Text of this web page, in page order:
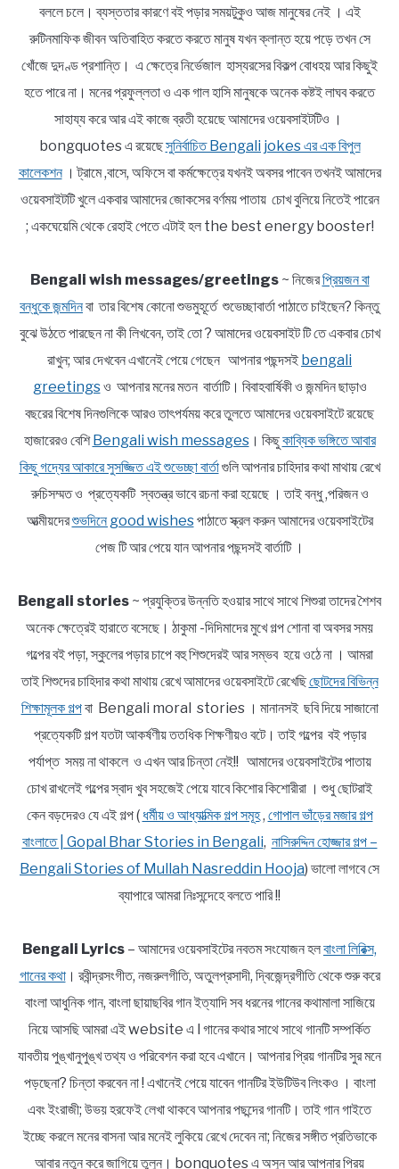
বললে চলে। ব্যস্ততার কারণে বই পড়ার সময়টুকুও আজ মানুষের নেই । এই
রুটিনমাফিক জীবন অতিবাহিত করতে করতে মানুষ যখন ক্লান্ত হয়ে পড়ে তখন সে
খোঁজে দুদণ্ড প্রশান্তি। এ ক্ষেত্রে নির্ভেজাল হাস্যরসের বিকল্প বোধহয় আর কিছুই
হতে পারে না। মনের প্রফুল্লতা ও এক গাল হাসি মানুষকে অনেক কষ্টই লাঘব করতে
সাহায্য করে আর এই কাজে ব্রতী হয়েছে আমাদের ওয়েবসাইটটিও ।
bongquotes এ রয়েছেসুনির্বাচিত Bengali jokes এর এক বিপুল
কালেকশন। ট্রামে ,বাসে, অফিসে বা কর্মক্ষেত্রে যখনই অবসর পাবেন তখনই আমাদের
ওয়েবসাইটটি খুলে একবার আমাদের জোকসের বর্ণময় পাতায় চোখ বুলিয়ে নিতেই পারেন
; একঘেয়েমি থেকে রেহাই পেতে এটাই হল the best energy booster!
Bengali wish messages/greetings~ নিজেরপ্রিয়জন বা
বন্ধুকে জন্মদিনবা তার বিশেষ কোনো শুভমুহূর্তে শুভেচ্ছাবার্তা পাঠাতে চাইছেন? কিন্তু
বুঝে উঠতে পারছেন না কী লিখবেন, তাই তো ? আমাদের ওয়েবসাইট টি তে একবার চোখ
রাখুন; আর দেখবেন এখানেই পেয়ে গেছেন আপনার পছন্দসই bengali
greetingsও আপনার মনের মতন বার্তাটি। বিবাহবার্ষিকী ও জন্মদিন ছাড়াও
বছরের বিশেষ দিনগুলিকে আরও তাৎপর্যময় করে তুলতে আমাদের ওয়েবসাইটে রয়েছে
হাজারেরও বেশিBengali wish messages। কিছুকাব্যিক ভঙ্গিতে আবার
কিছু গদ্যের আকারে সুসজ্জিত এই শুভেচ্ছা বার্তাগুলি আপনার চাহিদার কথা মাথায় রেখে
রুচিসম্মত ও প্রত্যেকটি স্বতন্ত্র ভাবে রচনা করা হয়েছে । তাই বন্ধু ,পরিজন ও
আত্মীয়দেরশুভদিনে good wishesপাঠাতে স্ক্রল করুন আমাদের ওয়েবসাইটের
পেজ টি আর পেয়ে যান আপনার পছন্দসই বার্তাটি ।
Bengali stories ~ প্রযুক্তির উন্নতি হওয়ার সাথে সাথে শিশুরা তাদের শৈশব
অনেক ক্ষেত্রেই হারাতে বসেছে। ঠাকুমা -দিদিমাদের মুখে গল্প শোনা বা অবসর সময়
গল্পের বই পড়া, স্কুলের পড়ার চাপে বহু শিশুদেরই আর সম্ভব হয়ে ওঠে না । আমরা
তাই শিশুদের চাহিদার কথা মাথায় রেখে আমাদের ওয়েবসাইটে রেখেছিছোটদের বিভিন্ন
শিক্ষামূলক গল্পবা Bengali moral stories । মানানসই ছবি দিয়ে সাজানো
প্রত্যেকটি গল্প যতটা আকর্ষণীয় ততধিক শিক্ষণীয়ও বটে। তাই গল্পের বই পড়ার
পর্যাপ্ত সময় না থাকলে ও এখন আর চিন্তা নেই!! আমাদের ওয়েবসাইটের পাতায়
চোখ রাখলেই গল্পের স্বাদ খুব সহজেই পেয়ে যাবে কিশোর কিশোরীরা । শুধু ছোটরাই
কেন বড়দেরও যে এই গল্প ( ধর্মীয় ও আধ্যাত্মিক গল্প সমূহ, গোপাল ভাঁড়ের মজার গল্প
বাংলাতে | Gopal Bhar Stories in Bengali, নাসিরুদ্দিন হোজ্জার গল্প –
Bengali Stories of Mullah Nasreddin Hooja) ভালো লাগবে সে
ব্যাপারে আমরা নিঃসন্দেহে বলতে পারি !!
Bengali Lyrics – আমাদের ওয়েবসাইটের নবতম সংযোজন হলবাংলা লিরিক্স,
গানের কথা। রবীন্দ্রসংগীত, নজরুলগীতি, অতুলপ্রসাদী, দ্বিজেন্দ্রগীতি থেকে শুরু করে
বাংলা আধুনিক গান, বাংলা ছায়াছবির গান ইত্যাদি সব ধরনের গানের কথামালা সাজিয়ে
নিয়ে আসছি আমরা এই website এ l গানের কথার সাথে সাথে গানটি সম্পর্কিত
যাবতীয় পুঙ্খানুপুঙ্খ তথ্য ও পরিবেশন করা হবে এখানে। আপনার প্রিয় গানটির সুর মনে
পড়ছেনা? চিন্তা করবেন না ! এখানেই পেয়ে যাবেন গানটির ইউটিউব লিংকও । বাংলা
এবং ইংরাজী; উভয় হরফেই লেখা থাকবে আপনার পছন্দের গানটি। তাই গান গাইতে
ইচ্ছে করলে মনের বাসনা আর মনেই লুকিয়ে রেখে দেবেন না; নিজের সঙ্গীত প্রতিভাকে
আবার নতুন করে জাগিয়ে তুলুন। bonquotes এ অসুন আর আপনার প্রিয়